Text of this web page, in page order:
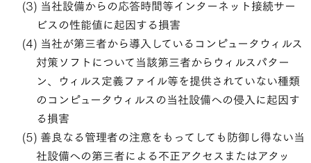
当社設備からの応答時間等インターネット接続サー
ビスの性能値に起因する損害
当社が第三者から導入しているコンピュータウィルス
対策ソフトについて当該第三者からウィルスパター
ン、ウィルス定義ファイル等を提供されていない種類
のコンピュータウィルスの当社設備への侵入に起因す
る損害
善良なる管理者の注意をもってしても防御し得ない当
社設備への第三者による不正アクセスまたはアタッ